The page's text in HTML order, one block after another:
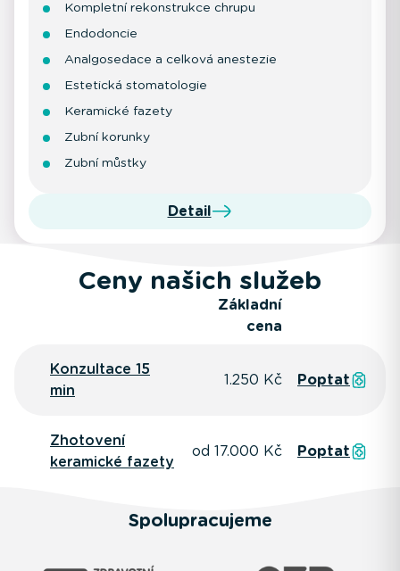
Kompletní rekonstrukce chrupu
Endodoncie
Analgosedace a celková anestezie
Estetická stomatologie
Keramické fazety
Zubní korunky
Zubní můstky
Detail
Ceny našich služeb
Základní
cena
Konzultace 15
min
1.250 Kč Poptat
Zhotovení
keramické fazety
od 17.000 Kč Poptat
Spolupracujeme